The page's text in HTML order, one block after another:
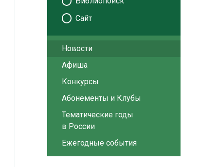
Сайт
Новости
Афиша
Конкурсы
Абонементы и Клубы
Тематические годы
в России
Ежегодные события